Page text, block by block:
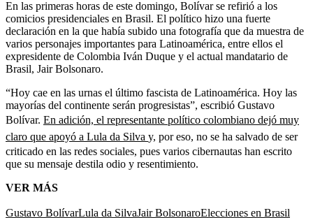
En las primeras horas de este domingo, Bolívar se refirió a los
comicios presidenciales en Brasil. El político hizo una fuerte
declaración en la que había subido una fotografía que da muestra de
varios personajes importantes para Latinoamérica, entre ellos el
expresidente de Colombia Iván Duque y el actual mandatario de
Brasil, Jair Bolsonaro.
“Hoy cae en las urnas el último fascista de Latinoamérica. Hoy las
mayorías del continente serán progresistas”, escribió Gustavo
Bolívar. En adición, el representante político colombiano dejó muy
claro que apoyó a Lula da Silva y, por eso, no se ha salvado de ser
criticado en las redes sociales, pues varios cibernautas han escrito
que su mensaje destila odio y resentimiento.
VER MÁS
Gustavo BolívarLula da SilvaJair BolsonaroElecciones en Brasil